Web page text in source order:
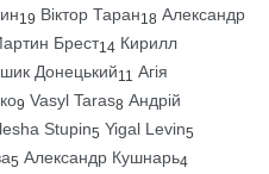
19 Віктор Таран18 Александр
Брест14 Кирилл
Донецький11 Агія
9 Vasyl Taras8 Андрій
Stupin5 Yigal Levin5
5 Александр Кушнарь4